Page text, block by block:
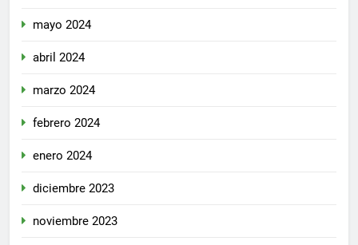
mayo 2024
abril 2024
marzo 2024
febrero 2024
enero 2024
diciembre 2023
noviembre 2023